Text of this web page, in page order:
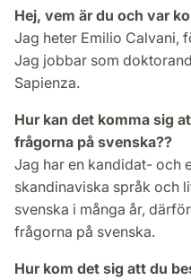
Hej, vem är du och var
Jag heter Emilio Calvani,
Jag jobbar som
Sapienza.
Hur kan det komma sig
frågorna på svenska??
Jag har en kandidat- och
skandinaviska språk och
svenska i många år,
frågorna på svenska.
Hur kom det sig att du